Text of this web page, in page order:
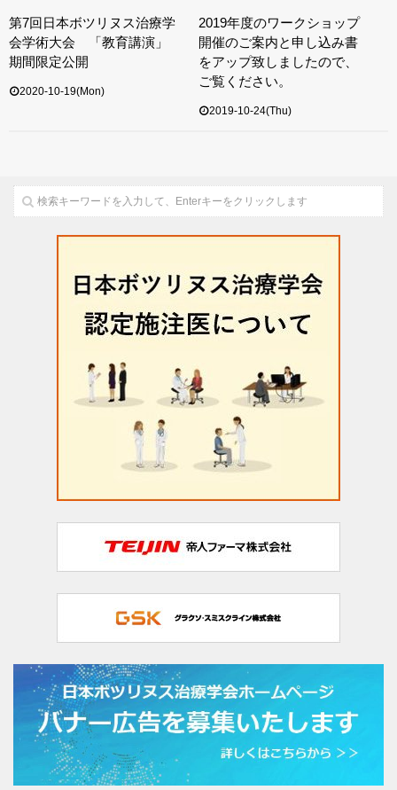
第7回日本ボツリヌス治療学
会学術大会 「教育講演」
期間限定公開
2020-10-19(Mon)
2019年度のワークショップ
開催のご案内と申し込み書
をアップ致しましたので、
ご覧ください。
2019-10-24(Thu)